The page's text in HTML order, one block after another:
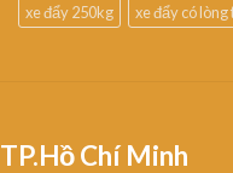
xe đẩy 250kg
xe đẩy có
TP.Hồ Chí Minh